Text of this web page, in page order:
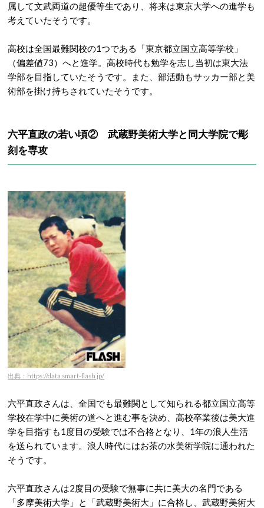
属して文武両道の超優等生であり、将来は東京大学への進学も
考えていたそうです。
高校は全国最難関校の1つである「東京都立国立高等学校」
（偏差値73）へと進学。高校時代も勉学を志し当初は東大法
学部を目指していたそうです。また、部活動もサッカー部と美
術部を掛け持ちされていたそうです。
六平直政の若い頃② 武蔵野美術大学と同大学院で彫
刻を専攻
出典：https://data.smart-flash.jp/
六平直政さんは、全国でも最難関として知られる都立国立高等
学校在学中に美術の道へと進む事を決め、高校卒業後は美大進
学を目指すも1度目の受験では不合格となり、1年の浪人生活
を送られています。浪人時代にはお茶の水美術学院に通われた
そうです。
六平直政さんは2度目の受験で無事に共に美大の名門である
「多摩美術大学」と「武蔵野美術大」に合格し、武蔵野美術大